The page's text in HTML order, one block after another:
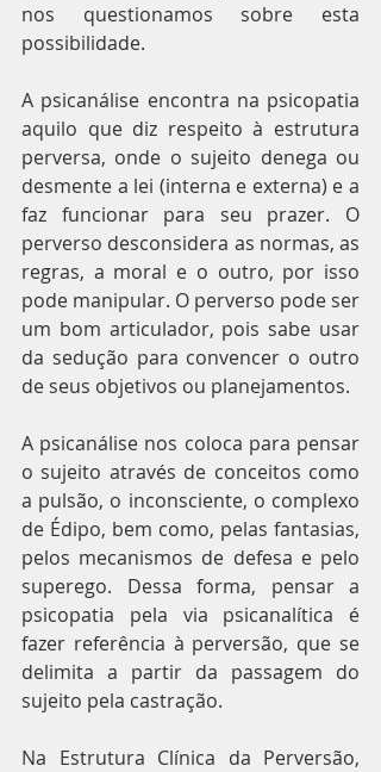
nos questionamos sobre esta
possibilidade.
A psicanálise encontra na psicopatia
aquilo que diz respeito à estrutura
perversa, onde o sujeito denega ou
desmente a lei (interna e externa) e a
faz funcionar para seu prazer. O
perverso desconsidera as normas, as
regras, a moral e o outro, por isso
pode manipular. O perverso pode ser
um bom articulador, pois sabe usar
da sedução para convencer o outro
de seus objetivos ou planejamentos.
A psicanálise nos coloca para pensar
o sujeito através de conceitos como
a pulsão, o inconsciente, o complexo
de Édipo, bem como, pelas fantasias,
pelos mecanismos de defesa e pelo
superego. Dessa forma, pensar a
psicopatia pela via psicanalítica é
fazer referência à perversão, que se
delimita a partir da passagem do
sujeito pela castração.
Na Estrutura Clínica da Perversão,